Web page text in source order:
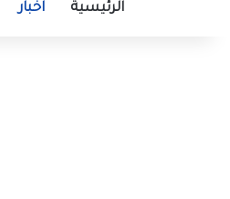
الرئيسية اخبار